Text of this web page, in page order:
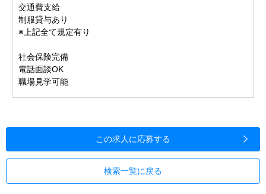
交通費支給
制服貸与あり
※上記全て規定有り
社会保険完備
電話面談OK
職場見学可能
この求人に応募する
検索一覧に戻る